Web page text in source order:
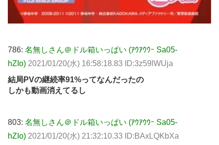
786: 名無しさん＠ドル箱いっぱい (ｱｳｱｳｳｰ Sa05-
hZIo) 2021/01/20(水) 16:58:18.83 ID:3z59lWUja
結局PVの継続率91%ってなんだったの
しかも動画消えてるし
803: 名無しさん＠ドル箱いっぱい (ｱｳｱｳｳｰ Sa05-
hZIo) 2021/01/20(水) 21:32:10.33 ID:BAxLQKbXa